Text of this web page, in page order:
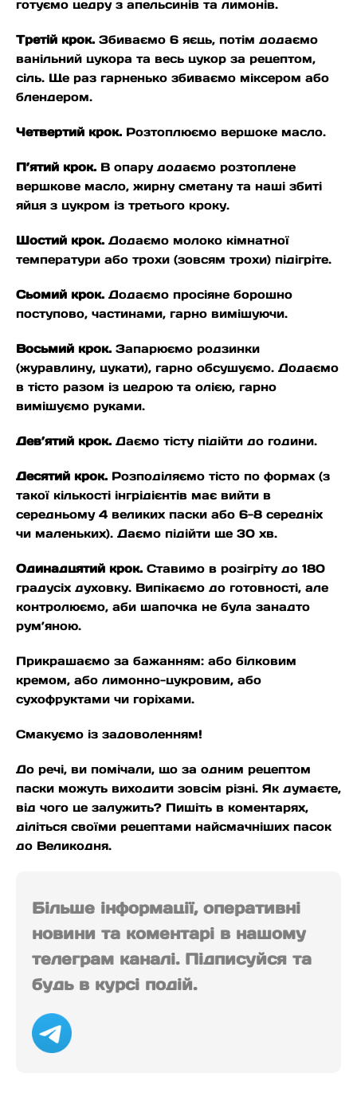
готуємо цедру з апельсинів та лимонів.
Третій крок. Збиваємо 6 яєць, потім додаємо
ванільний цукора та весь цукор за рецептом,
сіль. Ще раз гарненько збиваємо міксером або
блендером.
Четвертий крок. Розтоплюємо вершоке масло.
П’ятий крок. В опару додаємо розтоплене
вершкове масло, жирну сметану та наші збиті
яйця з цукром із третього кроку.
Шостий крок.Додаємо молоко кімнатної
температури або трохи (зовсям трохи) підігріте.
Сьомий крок.Додаємо просіяне борошно
поступово, частинами, гарно вимішуючи.
Восьмий крок. Запарюємо родзинки
(журавлину, цукати), гарно обсушуємо. Додаємо
в тісто разом із цедрою та олією, гарно
вимішуємо руками.
Дев’ятий крок. Даємо тісту підійти до години.
Десятий крок. Розподіляємо тісто по формах (з
такої кількості інгрідієнтів має вийти в
середньому 4 великих паски або 6-8 середніх
чи маленьких). Даємо підійти ще 30 хв.
Одинадцятий крок. Ставимо в розігріту до 180
градусіх духовку. Випікаємо до готовності, але
контролюємо, аби шапочка не була занадто
рум’яною.
Прикрашаємо за бажанням: або білковим
кремом, або лимонно-цукровим, або
сухофруктами чи горіхами.
Смакуємо із задоволенням!
До речі, ви помічали, що за одним рецептом
паски можуть виходити зовсім різні. Як думаєте,
від чого це залужить? Пишіть в коментарях,
діліться своїми рецептами найсмачніших пасок
до Великодня.
Більше інформації, оперативні
новини та коментарі в нашому
телеграм каналі. Підписуйся та
будь в курсі подій.